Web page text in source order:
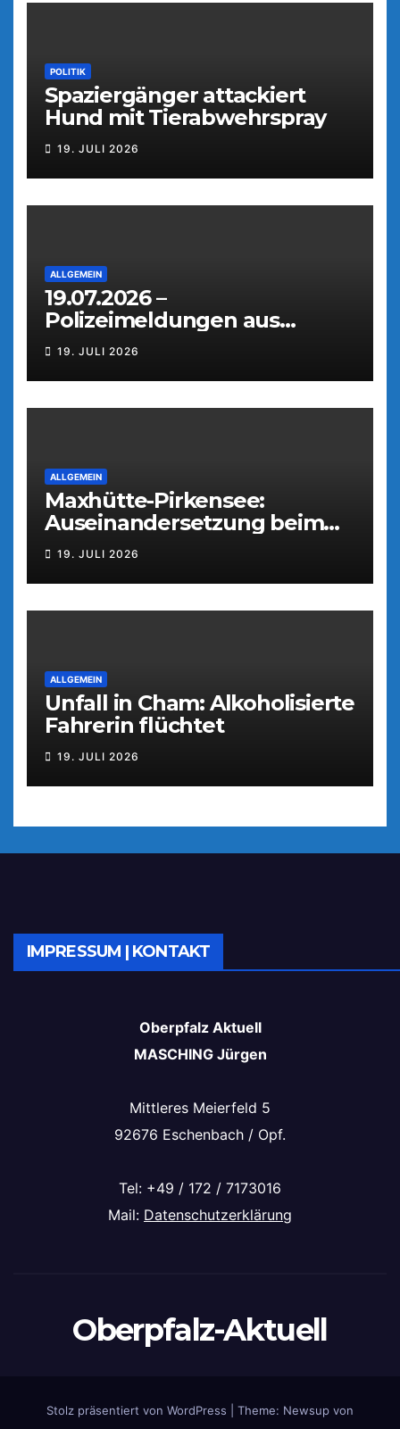
POLITIK
Spaziergänger attackiert
Hund mit Tierabwehrspray
19. JULI 2026
ALLGEMEIN
19.07.2026 –
Polizeimeldungen aus
Weiden
19. JULI 2026
ALLGEMEIN
Maxhütte-Pirkensee:
Auseinandersetzung beim
Parkfest
19. JULI 2026
ALLGEMEIN
Unfall in Cham: Alkoholisierte
Fahrerin flüchtet
19. JULI 2026
IMPRESSUM | KONTAKT
Oberpfalz Aktuell
MASCHING Jürgen
Mittleres Meierfeld 5
92676 Eschenbach / Opf.
Tel: +49 / 172 / 7173016
Mail: Datenschutzerklärung
Oberpfalz-Aktuell
Stolz präsentiert von WordPress
Theme: Newsup von